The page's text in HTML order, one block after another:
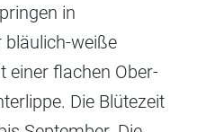
in
bläulich-​weiße
einer flachen Ober-
Die Blütezeit